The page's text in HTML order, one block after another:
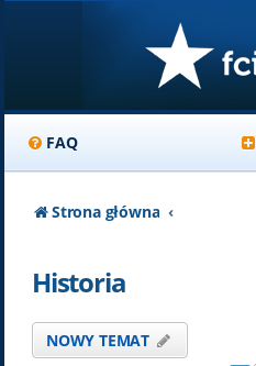
FAQ
Strona główna
Historia
NOWY TEMAT